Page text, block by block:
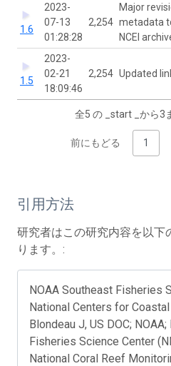
1.6
2023-
07-13
01:28:28
2,254
Major
metadata
NCEI
1.5
2023-
02-21
18:09:46
2,254 Updated
全5 の _start _から3
前にもどる 1
引用方法
研究者はこの研究内容を以下
ります。:
NOAA Southeast Fisheries
National Centers for
Blondeau J, US DOC;
Fisheries Science Center
National Coral Reef